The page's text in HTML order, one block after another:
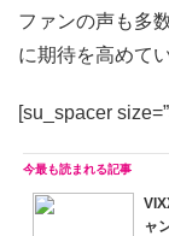
ファンの声も多
に期待を高めて
[su_spacer
ャ